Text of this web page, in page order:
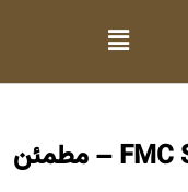
چک‌لیست قبل از سفر با FMC SX5 – مطمئن